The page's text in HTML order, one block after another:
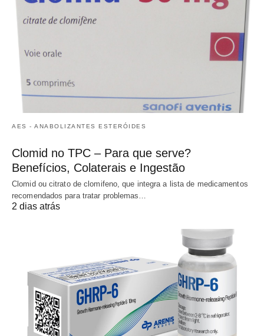
AES - ANABOLIZANTES ESTERÓIDES
Clomid no TPC – Para que serve?
Benefícios, Colaterais e Ingestão
Clomid ou citrato de clomifeno, que integra a lista de medicamentos
recomendados para tratar problemas…
2 dias atrás